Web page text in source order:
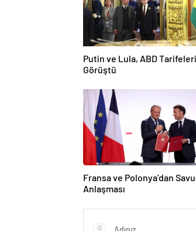
Putin ve Lula, ABD
Görüştü
Fransa ve Polonya’dan
Anlaşması